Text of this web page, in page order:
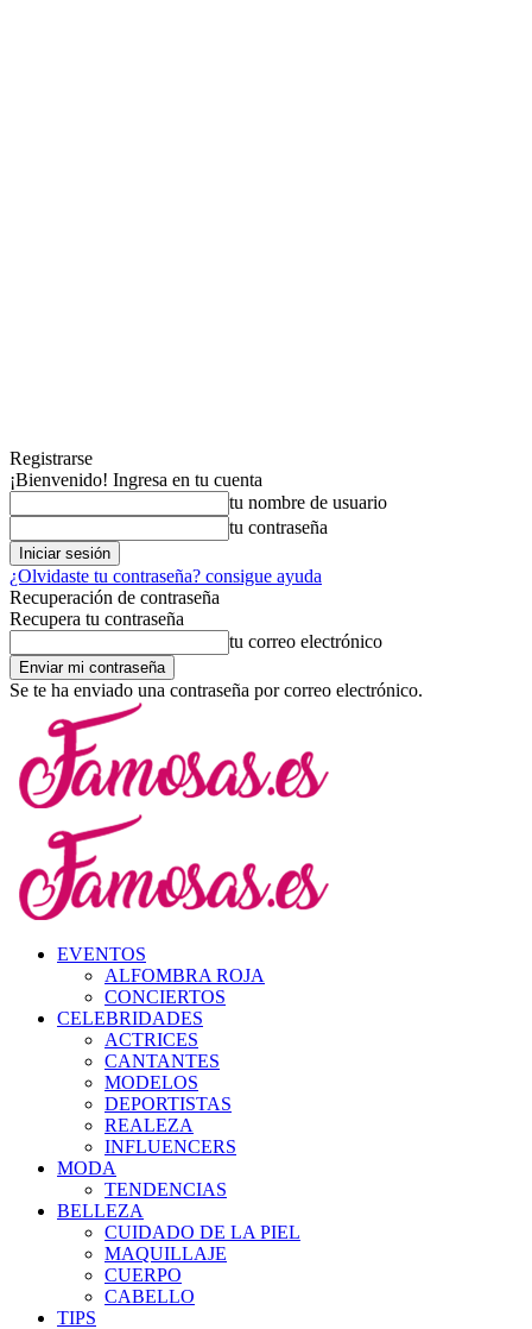
Registrarse
¡Bienvenido! Ingresa en tu cuenta
tu nombre de usuario
tu contraseña
¿Olvidaste tu contraseña? consigue ayuda
Recuperación de contraseña
Recupera tu contraseña
tu correo electrónico
Se te ha enviado una contraseña por correo electrónico.
EVENTOS
ALFOMBRA ROJA
CONCIERTOS
CELEBRIDADES
ACTRICES
CANTANTES
MODELOS
DEPORTISTAS
REALEZA
INFLUENCERS
MODA
TENDENCIAS
BELLEZA
CUIDADO DE LA PIEL
MAQUILLAJE
CUERPO
CABELLO
TIPS